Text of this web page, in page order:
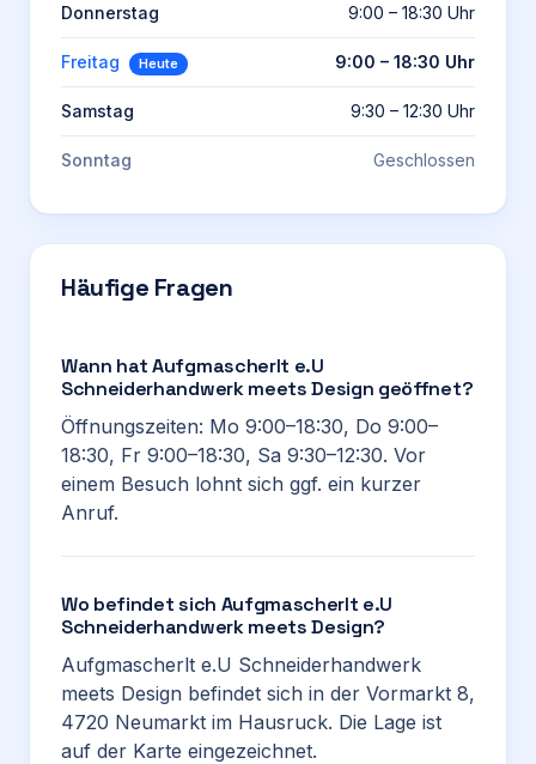
Donnerstag 9:00 – 18:30 Uhr
Freitag Heute 9:00 – 18:30 Uhr
Samstag 9:30 – 12:30 Uhr
Sonntag Geschlossen
Häufige Fragen
Wann hat Aufgmascherlt e.U
Schneiderhandwerk meets Design geöffnet?
Öffnungszeiten: Mo 9:00–18:30, Do 9:00–
18:30, Fr 9:00–18:30, Sa 9:30–12:30. Vor
einem Besuch lohnt sich ggf. ein kurzer
Anruf.
Wo befindet sich Aufgmascherlt e.U
Schneiderhandwerk meets Design?
Aufgmascherlt e.U Schneiderhandwerk
meets Design befindet sich in der Vormarkt 8,
4720 Neumarkt im Hausruck. Die Lage ist
auf der Karte eingezeichnet.